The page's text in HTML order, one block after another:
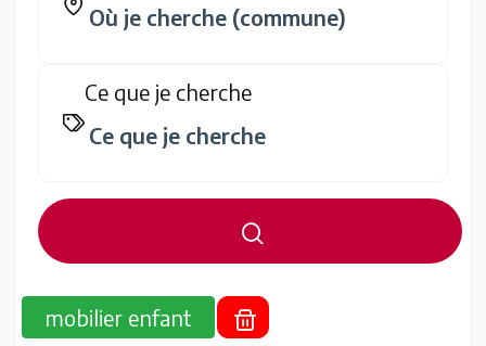
Ce que je cherche
mobilier enfant